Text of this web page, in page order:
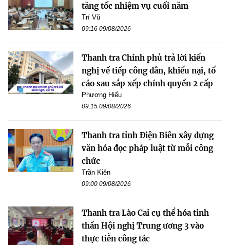
tăng tốc nhiệm vụ cuối năm
Trí Vũ
09:16 09/08/2026
Thanh tra Chính phủ trả lời kiến
nghị về tiếp công dân, khiếu nại, tố
cáo sau sắp xếp chính quyền 2 cấp
Phương Hiếu
09:15 09/08/2026
Thanh tra tỉnh Điện Biên xây dựng
văn hóa đọc pháp luật từ mỗi công
chức
Trần Kiên
09:00 09/08/2026
Thanh tra Lào Cai cụ thể hóa tinh
thần Hội nghị Trung ương 3 vào
thực tiễn công tác